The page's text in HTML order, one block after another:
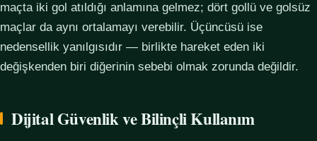
maçta iki gol atıldığı anlamına gelmez; dört gollü ve golsüz
maçlar da aynı ortalamayı verebilir. Üçüncüsü ise
nedensellik yanılgısıdır — birlikte hareket eden iki
değişkenden biri diğerinin sebebi olmak zorunda değildir.
Dijital Güvenlik ve Bilinçli Kullanım